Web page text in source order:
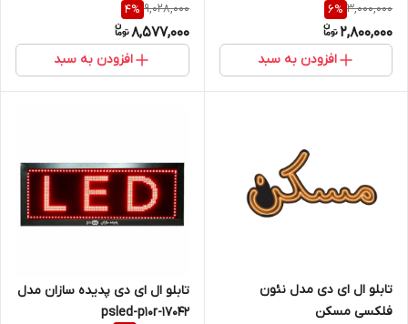
3,000,000
6%
2,800,000
افزودن به سبد
9,028,000
4%
8,577,000
افزودن به سبد
تابلو ال ای دی مدل نئون
فلکسی مسکن
تابلو ال ای دی پدیده سازان مدل
psled-p10r-17042